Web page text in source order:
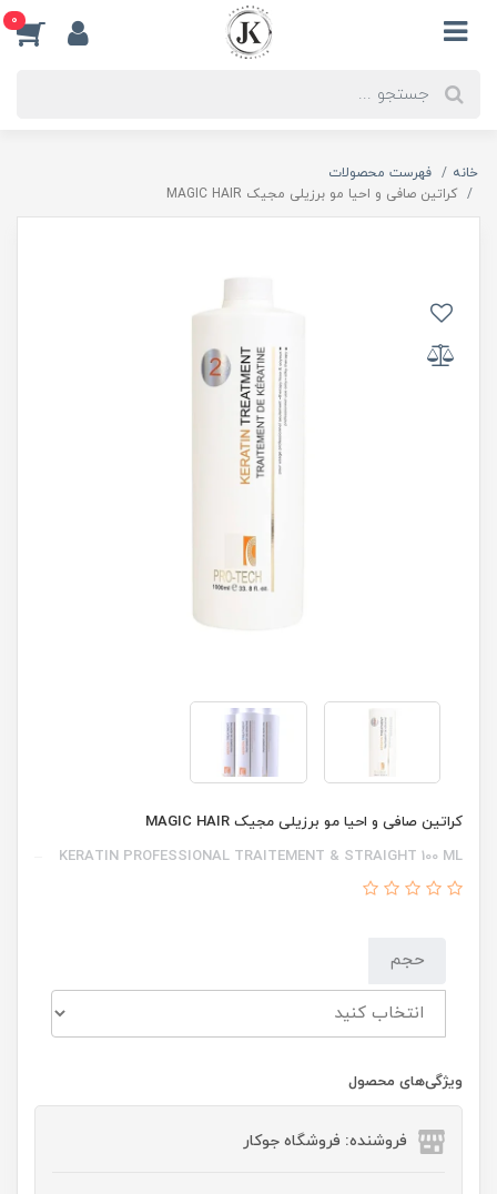
0
خانه
فهرست محصولات
کراتین صافی و احیا مو برزیلی مجیک MAGIC HAIR
کراتین صافی و احیا مو برزیلی مجیک MAGIC HAIR
KERATIN PROFESSIONAL TRAITEMENT & STRAIGHT 100 ML
حجم
ویژگی‌های محصول
فروشنده: فروشگاه جوکار